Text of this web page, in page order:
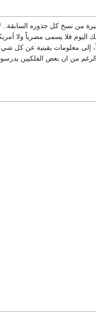
من نسخ كل جذوره السابقة..
اليوم فلا يسمى مصرياً ولا
معلومات يقينية عن كل شي،
من ان بعض الفلكيين